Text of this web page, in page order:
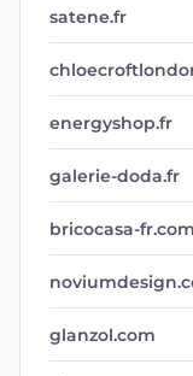
satene.fr
energyshop.fr
galerie-doda.fr
bricocasa-fr.com
glanzol.com